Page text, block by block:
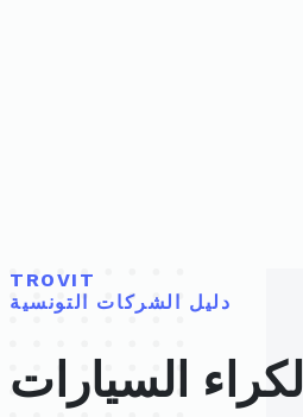
TROVIT
دليل الشركات التونسية
السيارات